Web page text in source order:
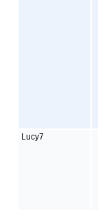
Lucy7